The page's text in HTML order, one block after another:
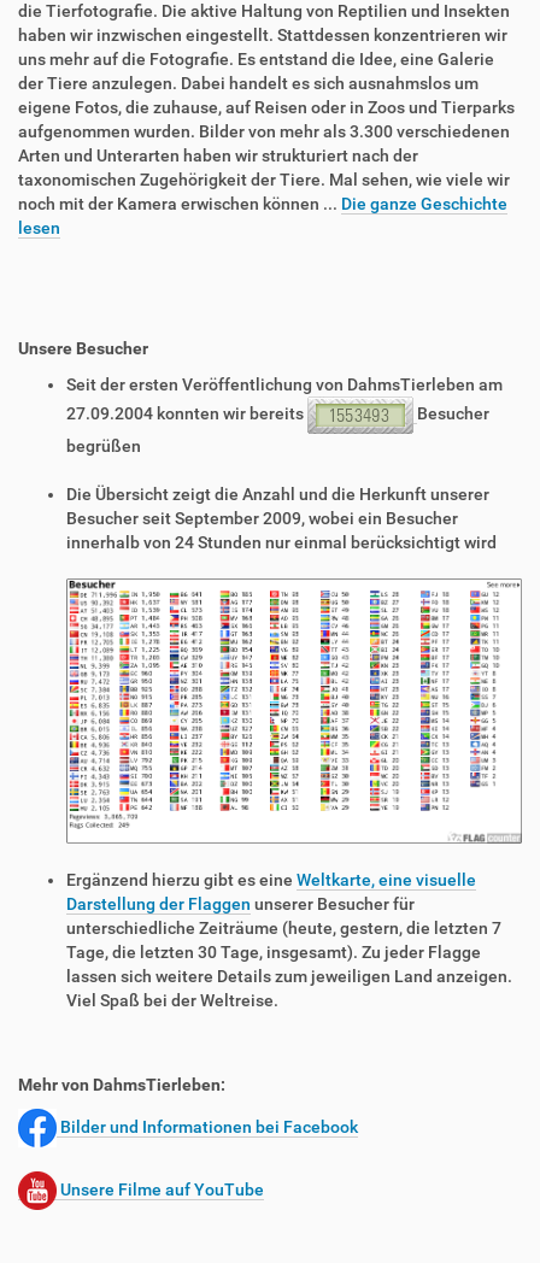
die Tierfotografie. Die aktive Haltung von Reptilien und Insekten
haben wir inzwischen eingestellt. Stattdessen konzentrieren wir
uns mehr auf die Fotografie. Es entstand die Idee, eine Galerie
der Tiere anzulegen. Dabei handelt es sich ausnahmslos um
eigene Fotos, die zuhause, auf Reisen oder in Zoos und Tierparks
aufgenommen wurden. Bilder von mehr als 3.300 verschiedenen
Arten und Unterarten haben wir strukturiert nach der
taxonomischen Zugehörigkeit der Tiere. Mal sehen, wie viele wir
noch mit der Kamera erwischen können ... Die ganze Geschichte
lesen
Unsere Besucher
Seit der ersten Veröffentlichung von DahmsTierleben am
27.09.2004 konnten wir bereits
Besucher
begrüßen
Die Übersicht zeigt die Anzahl und die Herkunft unserer
Besucher seit September 2009, wobei ein Besucher
innerhalb von 24 Stunden nur einmal berücksichtigt wird
Ergänzend hierzu gibt es eine Weltkarte, eine visuelle
Darstellung der Flaggen unserer Besucher für
unterschiedliche Zeiträume (heute, gestern, die letzten 7
Tage, die letzten 30 Tage, insgesamt). Zu jeder Flagge
lassen sich weitere Details zum jeweiligen Land anzeigen.
Viel Spaß bei der Weltreise.
Mehr von DahmsTierleben:
Bilder und Informationen bei Facebook
Unsere Filme auf YouTube